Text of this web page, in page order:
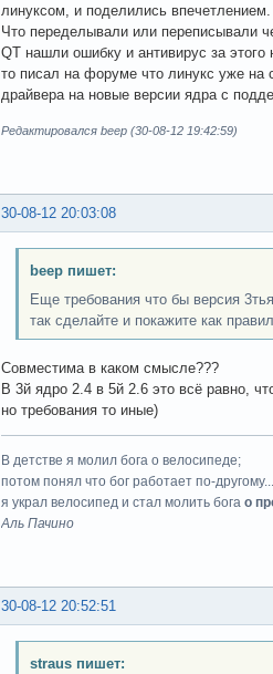
линуксом, и поделились впечетлением.
Что переделывали или переписывали
QT нашли ошибку и антивирус за
то писал на форуме что линукс уже на
драйвера на новые версии ядра с
Редактировался beep (30-08-12 19:42:59)
30-08-12 20:03:08
beep пишет:
Еще требования что бы версия
так сделайте и покажите как
Совместима в каком смысле???
В 3й ядро 2.4 в 5й 2.6 это всё равно,
но требования то иные)
В детстве я молил бога о велосипеде;
потом понял что бог работает по-другому...
я украл велосипед и стал молить бога о
Аль Пачино
30-08-12 20:52:51
straus пишет: